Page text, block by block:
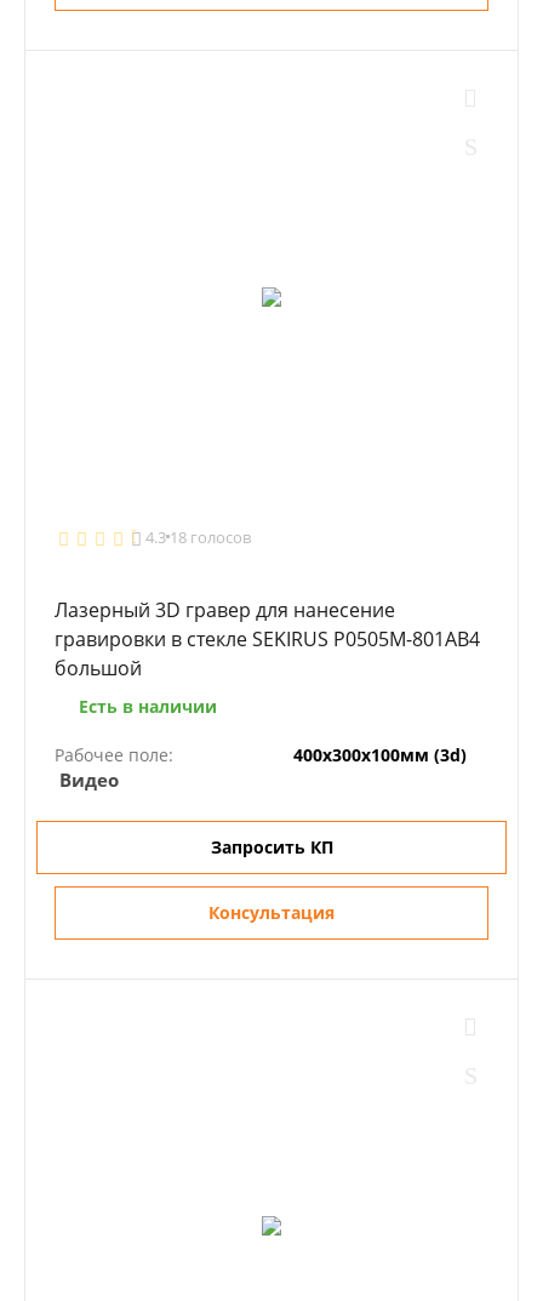
4.3 18 голосов
Лазерный 3D гравер для нанесение
гравировки в стекле SEKIRUS P0505M-801AB4
большой
Есть в наличии
Рабочее поле: 400х300х100мм (3d)
Видео
Запросить КП
Консультация